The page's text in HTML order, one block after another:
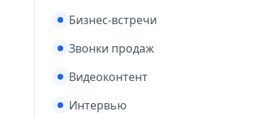
Бизнес-встречи
Звонки продаж
Видеоконтент
Интервью